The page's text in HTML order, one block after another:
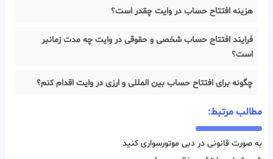
هزینه افتتاح حساب در وایت چقدر است؟
فرایند افتتاح حساب شخصی و حقوقی در وایت چه مدت زمانبر
است؟
چگونه برای افتتاح حساب بین المللی و ارزی در وایت اقدام کنم؟
مطالب مرتبط:
به صورت قانونی در دبی موتورسواری کنید